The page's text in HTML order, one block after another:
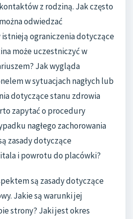
z rodziną. Jak często
odwiedzać
istnieją ograniczenia dotyczące
może uczestniczyć w
Jak wygląda
w sytuacjach nagłych lub
dotyczące stanu zdrowia
zapytać o procedury
nagłego zachorowania
zasady dotyczące
i powrotu do placówki?
są zasady dotyczące
Jakie są warunki jej
strony? Jaki jest okres